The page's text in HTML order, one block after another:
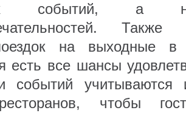
событий, а
Также
на выходные
есть все шансы
событий
чтобы